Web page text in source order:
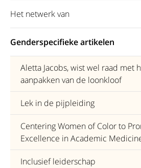
Het netwerk van
Genderspecifieke artikelen
Aletta Jacobs, wist wel raad met
aanpakken van de loonkloof
Lek in de pijpleiding
Centering Women of Color to
Excellence in Academic
Inclusief leiderschap